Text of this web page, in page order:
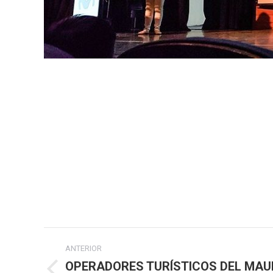
Navegación
entre
ANTERIOR
OPERADORES TURÍSTICOS DEL